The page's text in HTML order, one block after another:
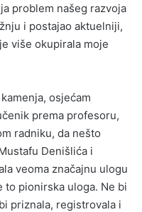
problem našeg razvoja
i postajao aktuelniji,
više okupirala moje
osjećam
prema profesoru,
radniku, da nešto
Denišlića i
veoma značajnu ulogu
to pionirska uloga. Ne bi
priznala, registrovala i